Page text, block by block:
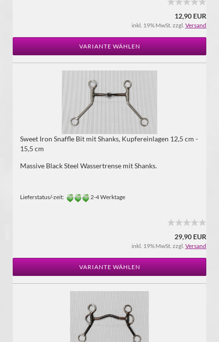
12,90 EUR
inkl. 19% MwSt. zzgl. Versand
VARIANTE WÄHLEN
Sweet Iron Snaffle Bit mit Shanks, Kupfereinlagen 12,5 cm -
15,5 cm
Massive Black Steel Wassertrense mit Shanks.
Lieferstatus/-zeit: 2-4 Werktage
29,90 EUR
inkl. 19% MwSt. zzgl. Versand
VARIANTE WÄHLEN